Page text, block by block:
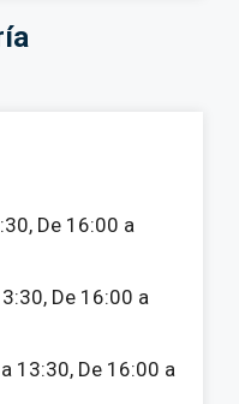
De 16:00 a
De 16:00 a
13:30, De 16:00 a